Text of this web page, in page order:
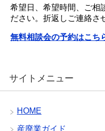
希望日、希望時間、ご相
ださい。折返しご連絡さ
無料相談会の予約はこち
サイトメニュー
HOME
産廃業ガイド